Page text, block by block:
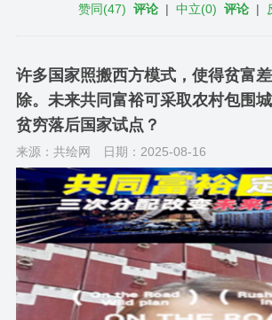
赞同(47) 评论 |中立(0) 评论 |
许多国家照搬西方模式，使得贫富
除。未来共同富裕可采取农村包围
贫穷落后国家试点？
来源：共绘网 日期：2025-08-16